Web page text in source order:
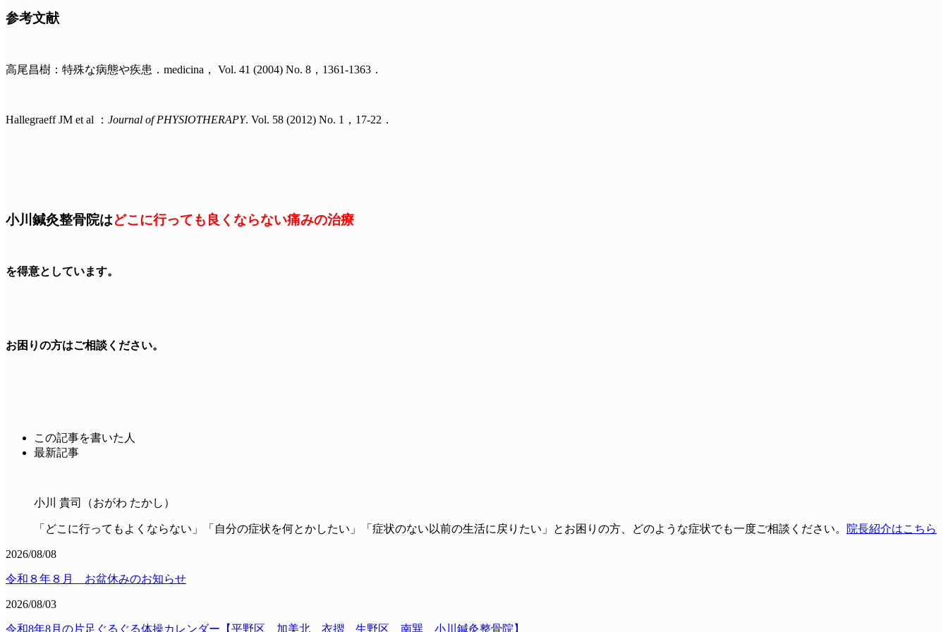
参考文献
高尾昌樹：特殊な病態や疾患．medicina， Vol. 41 (2004) No. 8，1361-1363．
Hallegraeff JM et al ： Journal of PHYSIOTHERAPY. Vol. 58 (2012) No. 1，17-22．
小川鍼灸整骨院はどこに行っても良くならない痛みの治療
を得意としています。
お困りの方はご相談ください。
この記事を書いた人
最新記事
小川 貴司（おがわ たかし）
「どこに行ってもよくならない」「自分の症状を何とかしたい」「症状のない以前の生活に戻りたい」とお困りの方、どのような症状でも一度ご相談ください。 院長紹介はこちら
2026/08/08
令和８年８月 お盆休みのお知らせ
2026/08/03
令和8年8月の片足ぐるぐる体操カレンダー【平野区 加美北 衣摺 生野区 南巽 小川鍼灸整骨院】